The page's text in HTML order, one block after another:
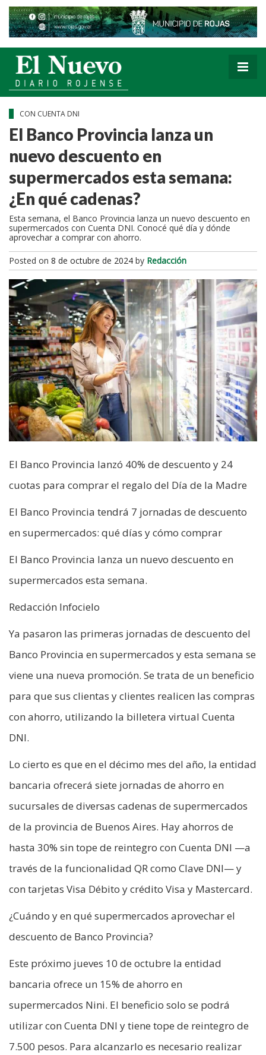
CON CUENTA DNI
El Banco Provincia lanza un
nuevo descuento en
supermercados esta semana:
¿En qué cadenas?
Esta semana, el Banco Provincia lanza un nuevo descuento en
supermercados con Cuenta DNI. Conocé qué día y dónde
aprovechar a comprar con ahorro.
Posted on 8 de octubre de 2024 by Redacción
El Banco Provincia lanzó 40% de descuento y 24
cuotas para comprar el regalo del Día de la Madre
El Banco Provincia tendrá 7 jornadas de descuento
en supermercados: qué días y cómo comprar
El Banco Provincia lanza un nuevo descuento en
supermercados esta semana.
Redacción Infocielo
Ya pasaron las primeras jornadas de descuento del
Banco Provincia en supermercados y esta semana se
viene una nueva promoción. Se trata de un beneficio
para que sus clientas y clientes realicen las compras
con ahorro, utilizando la billetera virtual Cuenta
DNI.
Lo cierto es que en el décimo mes del año, la entidad
bancaria ofrecerá siete jornadas de ahorro en
sucursales de diversas cadenas de supermercados
de la provincia de Buenos Aires. Hay ahorros de
hasta 30% sin tope de reintegro con Cuenta DNI —a
través de la funcionalidad QR como Clave DNI— y
con tarjetas Visa Débito y crédito Visa y Mastercard.
¿Cuándo y en qué supermercados aprovechar el
descuento de Banco Provincia?
Este próximo jueves 10 de octubre la entidad
bancaria ofrece un 15% de ahorro en
supermercados Nini. El beneficio solo se podrá
utilizar con Cuenta DNI y tiene tope de reintegro de
7.500 pesos. Para alcanzarlo es necesario realizar